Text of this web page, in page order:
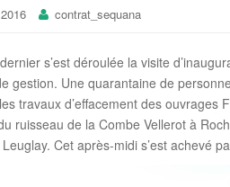
contrat_sequana
s’est déroulée la visite
gestion. Une quarantaine de
travaux d’effacement des ouvrages
ruisseau de la Combe Vellerot à
Cet après-midi s’est achevé